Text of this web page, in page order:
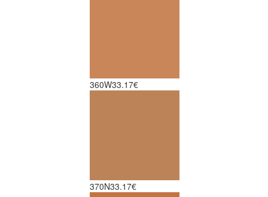
360W33.17€
370N33.17€